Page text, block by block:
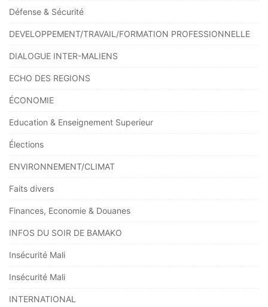
Défense & Sécurité
DEVELOPPEMENT/TRAVAIL/FORMATION PROFESSIONNELLE
DIALOGUE INTER-MALIENS
ECHO DES REGIONS
ÉCONOMIE
Education & Enseignement Superieur
Élections
ENVIRONNEMENT/CLIMAT
Faits divers
Finances, Economie & Douanes
INFOS DU SOIR DE BAMAKO
Insécurité Mali
Insécurité Mali
INTERNATIONAL